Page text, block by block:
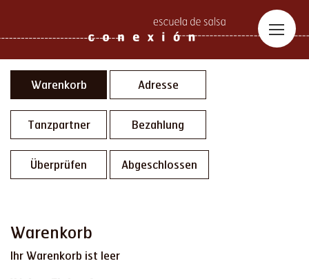
Warenkorb Adresse
Tanzpartner Bezahlung
Überprüfen Abgeschlossen
Warenkorb
Ihr Warenkorb ist leer